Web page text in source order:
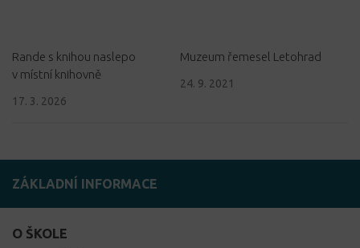
Rande s knihou naslepo
v místní knihovně
17. 3. 2026
Muzeum řemesel Letohrad
24. 9. 2021
ZÁKLADNÍ INFORMACE
O ŠKOLE